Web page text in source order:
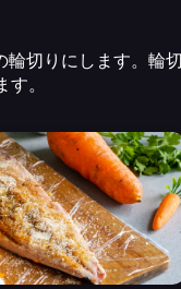
輪切りにします。輪
。